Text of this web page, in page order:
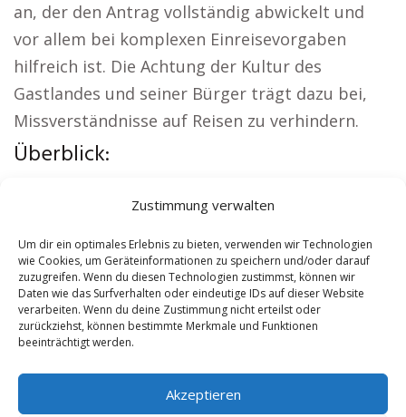
Zustimmung verwalten
Um dir ein optimales Erlebnis zu bieten, verwenden wir Technologien
wie Cookies, um Geräteinformationen zu speichern und/oder darauf
zuzugreifen. Wenn du diesen Technologien zustimmst, können wir
Daten wie das Surfverhalten oder eindeutige IDs auf dieser Website
verarbeiten. Wenn du deine Zustimmung nicht erteilst oder
zurückziehst, können bestimmte Merkmale und Funktionen
beeinträchtigt werden.
Akzeptieren
an, der den Antrag vollständig abwickelt und
vor allem bei komplexen Einreisevorgaben
hilfreich ist. Die Achtung der Kultur des
Gastlandes und seiner Bürger trägt dazu bei,
Missverständnisse auf Reisen zu verhindern.
Überblick:
Kirche Niemegk|Autovermietung Niemegk
Versicherung Niemegk|Hauskauf Niemegk|
Hundeschule Niemegk
Contents [show]
No tags for this post.